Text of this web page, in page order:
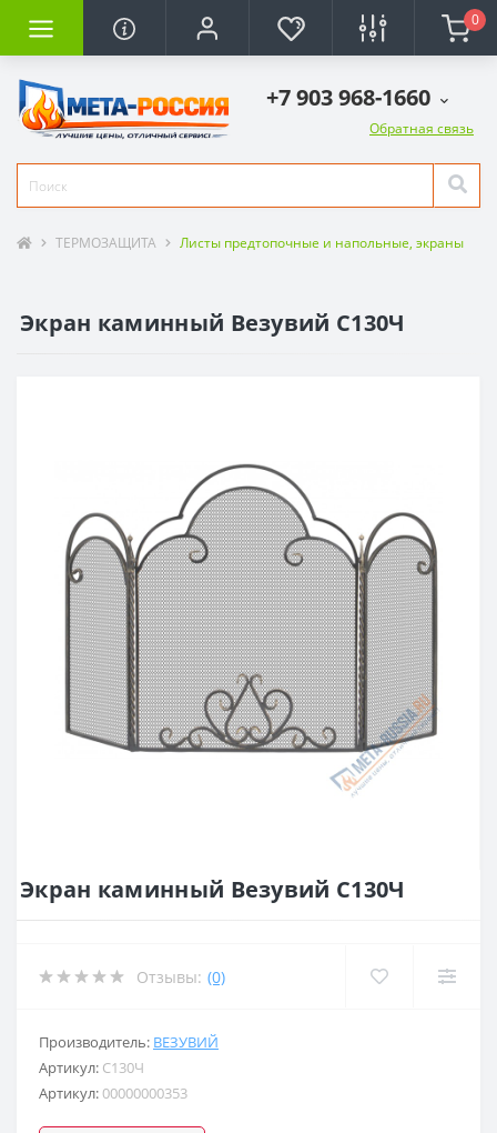
0
+7 903 968-1660
Обратная связь
ТЕРМОЗАЩИТА Листы предтопочные и напольные, экраны
Экран каминный Везувий С130Ч
Экран каминный Везувий С130Ч
Отзывы: (0)
Производитель: ВЕЗУВИЙ
Артикул: С130Ч
Артикул:00000000353